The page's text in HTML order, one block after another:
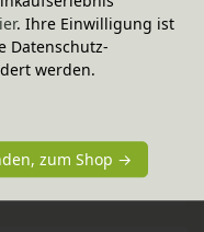
Code
Grimm´s
Code
Grimm's
. Ihre Einwilligung ist
Datenschutz-
werden.
zum Shop →